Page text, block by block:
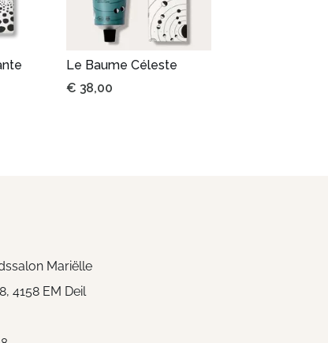
Le Baume Céleste
€ 38,00
Mariëlle
4158 EM Deil